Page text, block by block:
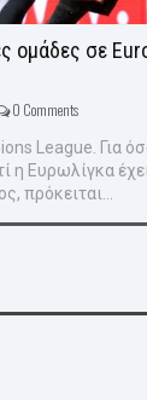
ομάδες σε
0 Comments
League. Για
η Ευρωλίγκα
πρόκειται...